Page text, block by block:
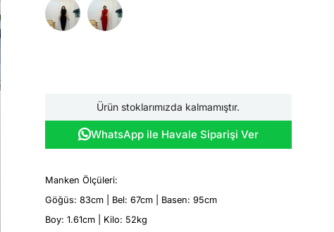
Ürün stoklarımızda kalmamıştır.
WhatsApp ile Havale Siparişi Ver
Manken Ölçüleri:
Göğüs: 83cm | Bel: 67cm | Basen: 95cm
Boy: 1.61cm | Kilo: 52kg